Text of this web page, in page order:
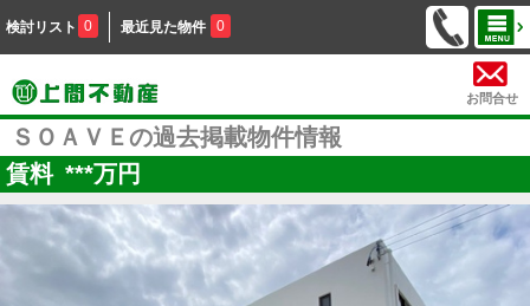
検討リスト 0 最近見た物件 0
お問合せ
ＳＯＡＶＥの過去掲載物件情報
賃料 ***万円